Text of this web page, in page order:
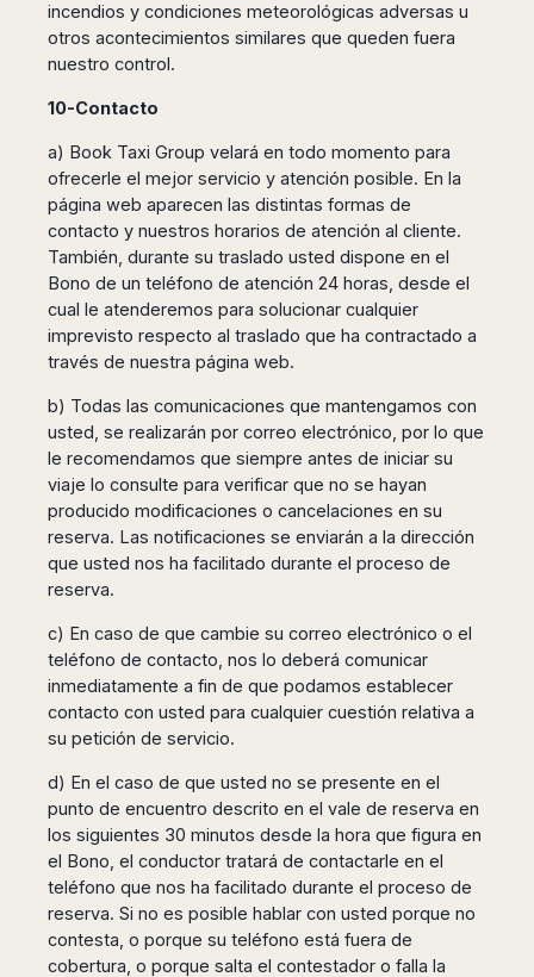
incendios y condiciones meteorológicas adversas u
otros acontecimientos similares que queden fuera
nuestro control.
10-Contacto
a) Book Taxi Group velará en todo momento para
ofrecerle el mejor servicio y atención posible. En la
página web aparecen las distintas formas de
contacto y nuestros horarios de atención al cliente.
También, durante su traslado usted dispone en el
Bono de un teléfono de atención 24 horas, desde el
cual le atenderemos para solucionar cualquier
imprevisto respecto al traslado que ha contractado a
través de nuestra página web.
b) Todas las comunicaciones que mantengamos con
usted, se realizarán por correo electrónico, por lo que
le recomendamos que siempre antes de iniciar su
viaje lo consulte para verificar que no se hayan
producido modificaciones o cancelaciones en su
reserva. Las notificaciones se enviarán a la dirección
que usted nos ha facilitado durante el proceso de
reserva.
c) En caso de que cambie su correo electrónico o el
teléfono de contacto, nos lo deberá comunicar
inmediatamente a fin de que podamos establecer
contacto con usted para cualquier cuestión relativa a
su petición de servicio.
d) En el caso de que usted no se presente en el
punto de encuentro descrito en el vale de reserva en
los siguientes 30 minutos desde la hora que figura en
el Bono, el conductor tratará de contactarle en el
teléfono que nos ha facilitado durante el proceso de
reserva. Si no es posible hablar con usted porque no
contesta, o porque su teléfono está fuera de
cobertura, o porque salta el contestador o falla la